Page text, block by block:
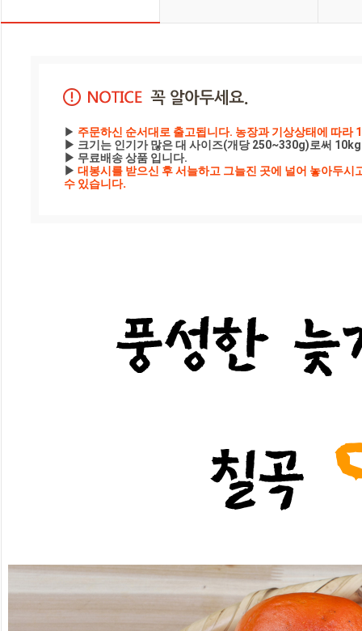
▶ 주문하신 순서대로 출고됩니다. 농장과 기상상태에 따라
▶ 크기는 인기가 많은 대 사이즈(개당 250~330g)로써
▶ 무료배송 상품 입니다.
▶ 대봉시를 받으신 후 서늘하고 그늘진 곳에 널어 놓아두
수 있습니다.